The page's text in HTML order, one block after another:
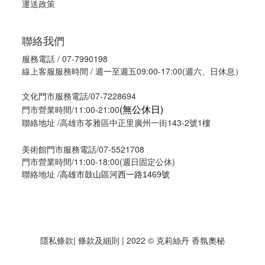
運送政策
聯絡我們
服務電話 / 07-7990198
線上客服服務時間 / 週一至週五09:00-17:00(週六、日休息）
文化門市服務電話/07-7228694
門市營業時間/11:00-21:00(無公休日)
聯絡地址 /高雄市苓雅區中正里廣州一街143-2號1樓
美術館門市服務電話/07-5521708
門市營業時間/11:00-18:00(週日固定公休)
聯絡地址 /高雄市鼓山區河西一路1469號
隱私條款| 條款及細則 | 2022 © 克莉絲丹 香氛奧秘